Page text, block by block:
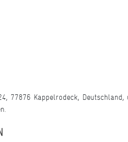
77876 Kappelrodeck,